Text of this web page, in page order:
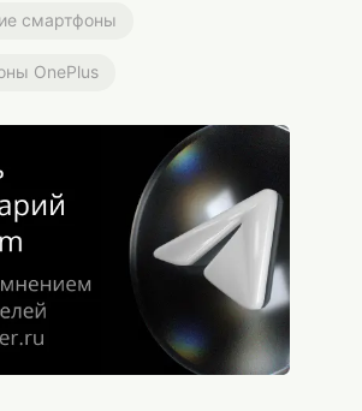
смартфоны
OnePlus